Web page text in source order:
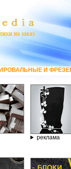
СТАНКИ ПО
реклама